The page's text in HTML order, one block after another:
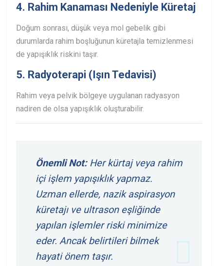
4. Rahim Kanaması Nedeniyle Küretaj
Doğum sonrası, düşük veya mol gebelik gibi
durumlarda rahim boşluğunun küretajla temizlenmesi
de yapışıklık riskini taşır.
5. Radyoterapi (Işın Tedavisi)
Rahim veya pelvik bölgeye uygulanan radyasyon
nadiren de olsa yapışıklık oluşturabilir.
Önemli Not:Her kürtaj veya rahim
içi işlem yapışıklık yapmaz.
Uzman ellerde, nazik aspirasyon
küretajı ve ultrason eşliğinde
yapılan işlemler riski minimize
eder. Ancak belirtileri bilmek
hayati önem taşır.